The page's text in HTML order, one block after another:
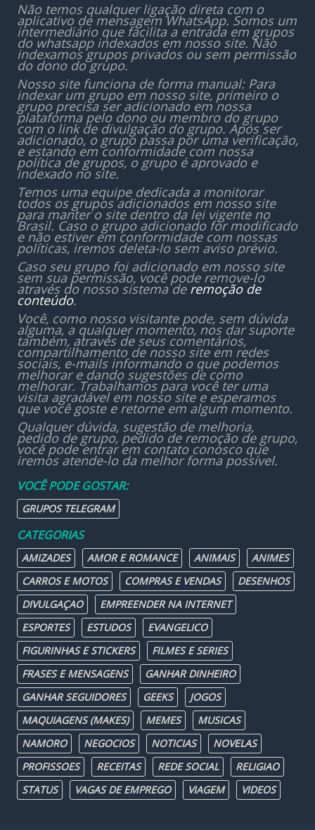
Não temos qualquer ligação direta com o
aplicativo de mensagem WhatsApp. Somos um
intermediário que facilita a entrada em grupos
do whatsapp indexados em nosso site. Não
indexamos grupos privados ou sem permissão
do dono do grupo.
Nosso site funciona de forma manual: Para
indexar um grupo em nosso site, primeiro o
grupo precisa ser adicionado em nossa
plataforma pelo dono ou membro do grupo
com o link de divulgação do grupo. Após ser
adicionado, o grupo passa por uma verificação,
e estando em conformidade com nossa
política de grupos, o grupo é aprovado e
indexado no site.
Temos uma equipe dedicada a monitorar
todos os grupos adicionados em nosso site
para manter o site dentro da lei vigente no
Brasil. Caso o grupo adicionado for modificado
e não estiver em conformidade com nossas
políticas, iremos deleta-lo sem aviso prévio.
Caso seu grupo foi adicionado em nosso site
sem sua permissão, você pode remove-lo
através do nosso sistema de remoção de
conteúdo.
Você, como nosso visitante pode, sem dúvida
alguma, a qualquer momento, nos dar suporte
também, através de seus comentários,
compartilhamento de nosso site em redes
sociais, e-mails informando o que podemos
melhorar e dando sugestões de como
melhorar. Trabalhamos para você ter uma
visita agradável em nosso site e esperamos
que você goste e retorne em algum momento.
Qualquer dúvida, sugestão de melhoria,
pedido de grupo, pedido de remoção de grupo,
você pode entrar em contato conosco que
iremos atende-lo da melhor forma possível.
VOCÊ PODE GOSTAR:
GRUPOS TELEGRAM
CATEGORIAS
AMIZADES AMOR E ROMANCE ANIMAIS
ANIMES
CARROS E MOTOS
COMPRAS E VENDAS
DESENHOS
DIVULGAÇAO
EMPREENDER NA INTERNET
ESPORTES
ESTUDOS
EVANGELICO
FIGURINHAS E STICKERS
FILMES E SERIES
FRASES E MENSAGENS
GANHAR DINHEIRO
GANHAR SEGUIDORES
GEEKS
JOGOS
MAQUIAGENS (MAKES)
MEMES
MUSICAS
NAMORO
NEGOCIOS NOTICIAS
NOVELAS
PROFISSOES
RECEITAS REDE SOCIAL
RELIGIAO
STATUS
VAGAS DE EMPREGO VIAGEM VIDEOS